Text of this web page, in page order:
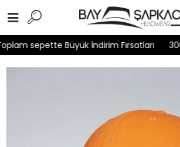
sepette Büyük İndirim Fırsatları